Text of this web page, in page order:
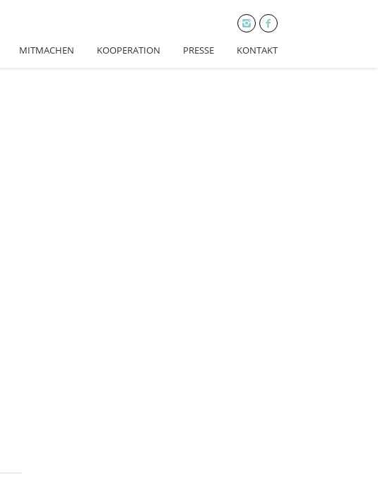
MITMACHEN KOOPERATION PRESSE KONTAKT